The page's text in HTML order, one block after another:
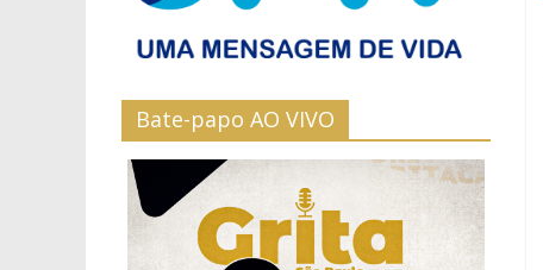
Bate-papo AO VIVO